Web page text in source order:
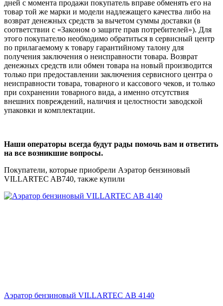
дней с момента продажи покупатель вправе обменять его на
товар той же марки и модели надлежащего качества либо на
возврат денежных средств за вычетом суммы доставки (в
соответствии с «Законом о защите прав потребителей»). Для
этого покупателю необходимо обратиться в сервисный центр
по прилагаемому к товару гарантийному талону для
получения заключения о неисправности товара. Возврат
денежных средств или обмен товара на новый производится
только при предоставлении заключения сервисного центра о
неисправности товара, товарного и кассового чеков, и только
при сохранении товарного вида, а именно отсутствия
внешних повреждений, наличия и целостности заводской
упаковки и комплектации.
Наши операторы всегда будут рады помочь вам и ответить
на все возникшие вопросы.
Покупатели, которые приобрели Аэратор бензиновый
VILLARTEC AB740, также купили
Аэратор бензиновый VILLARTEC АB 4140